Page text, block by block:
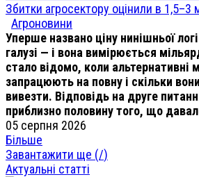
Збитки агросектору оцінили в 1,5–3
Агроновини
Уперше названо ціну нинішньої
галузі — і вона вимірюється
стало відомо, коли альтернативні
запрацюють на повну і скільки
вивезти. Відповідь на друге
приблизно половину того, що
05 серпня 2026
Більше
Завантажити ще (/)
Актуальні статті